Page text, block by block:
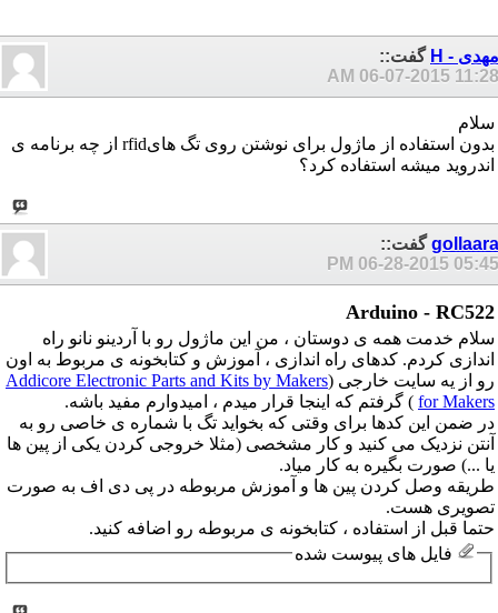
مهدی - H
گفت::
06-07-2015 11:28 AM
سلام
بدون استفاده از ماژول برای نوشتن روی تگ هایrfid از چه برنامه ی
اندروید میشه استفاده کرد؟
gollaaraگفت::
06-28-2015 05:45 PM
Arduino - RC522
سلام خدمت همه ی دوستان ، من این ماژول رو با آردینو نانو راه
اندازی کردم. کدهای راه اندازی ، آموزش و کتابخونه ی مربوط به اون
رو از یه سایت خارجی (Addicore Electronic Parts and Kits by Makers
for Makers ) گرفتم که اینجا قرار میدم ، امیدوارم مفید باشه.
در ضمن این کدها برای وقتی که بخواید تگ با شماره ی خاصی رو به
آنتن نزدیک می کنید و کار مشخصی (مثلا خروجی کردن یکی از پین ها
یا ...) صورت بگیره به کار میاد.
طریقه وصل کردن پین ها و آموزش مربوطه در پی دی اف به صورت
تصویری هست.
حتما قبل از استفاده ، کتابخونه ی مربوطه رو اضافه کنید.
فایل های پیوست شده